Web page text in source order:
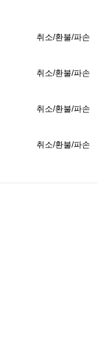
취소/환불/파손
취소/환불/파손
취소/환불/파손
취소/환불/파손